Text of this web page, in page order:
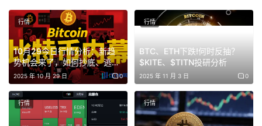
虽然币圈大跌，但大机会才刚刚开始！
之前从盘面上看到BTC和ETH是有大跌之势，我在10月7号
文章提醒大家：“无论市场多乐观，大家都需谨慎，控制风
险，避免盲目追高”。再早些10月1号也给大家提醒小心有大
的利空消息，最终被市场来一波回马枪，真狠，没有任何消
息，就是涨、涨、涨破新高。
10月29今日行情分析：新趋
势机会来了，如何抄底、逃
顶？比特币、以太坊、山寨
币、链上土狗策略！
2025 年 10 月 29 日 0
行情
BTC、ETH下跌!何时反抽？
$KITE、$TITN投研分析
2025 年 11 月 3 日 0
行情
行情 行情